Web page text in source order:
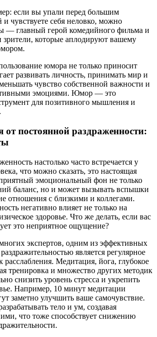
если вы упали перед большим
чувствуете себя неловко, можно
— главный герой комедийного фильма и
которые аплодируют вашему
юмора не только приносит
развивать личность, принимать мир и
чувство собственной важности и
эмоциями. Юмор — это
для позитивного мышления и
от постоянной раздраженности:
настолько часто встречается у
что можно сказать, это настоящая
эмоциональный фон не только
баланс, но и может вызывать вспышки
отношения с близкими и коллегами.
негативно влияет не только на
здоровье. Что же делать, если вас
это неприятное ощущение?
экспертов, одним из эффективных
является регулярное
расслабления. Медитация, йога, глубокое
тренировка и множество других методик
снизить уровень стресса и укрепить
Например, 10 минут медитации
заметно улучшить ваше самочувствие.
тело и ум, создавая
что тоже способствует снижению